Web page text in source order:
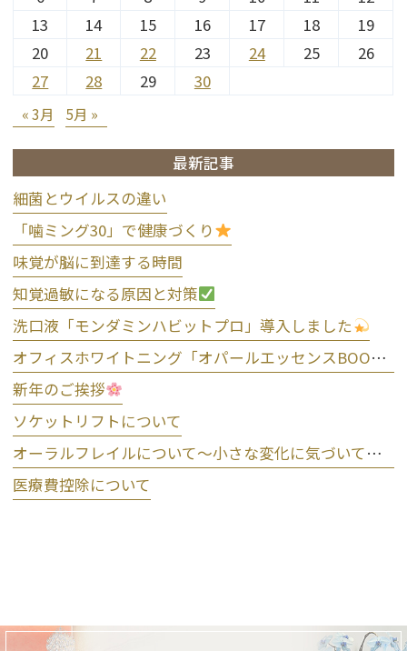
13
14 15 16 17 18
19
20
21 22 23 24 25
26
27
28 29 30
« 3月 5月 »
最新記事
細菌とウイルスの違い
「噛ミング30」で健康づくり
味覚が脳に到達する時間
知覚過敏になる原因と対策
洗口液「モンダミンハビットプロ」導入しました
オフィスホワイトニング「オパールエッセンスBOOST」導入しました
新年のご挨拶
ソケットリフトについて
オーラルフレイルについて～小さな変化に気づいて予防しましょう～
医療費控除について